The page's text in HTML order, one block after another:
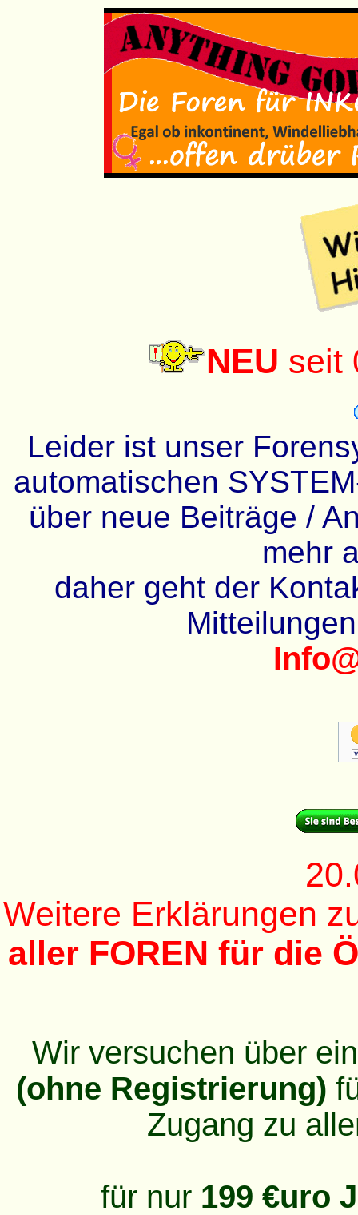
NEU seit
Leider ist unser
automatischen
über neue Beiträge /
mehr
daher geht der
Weitere Erklärungen
aller FOREN für die
Wir versuchen über
(ohne Registrierung)
Zugang zu
für nur 199 €uro